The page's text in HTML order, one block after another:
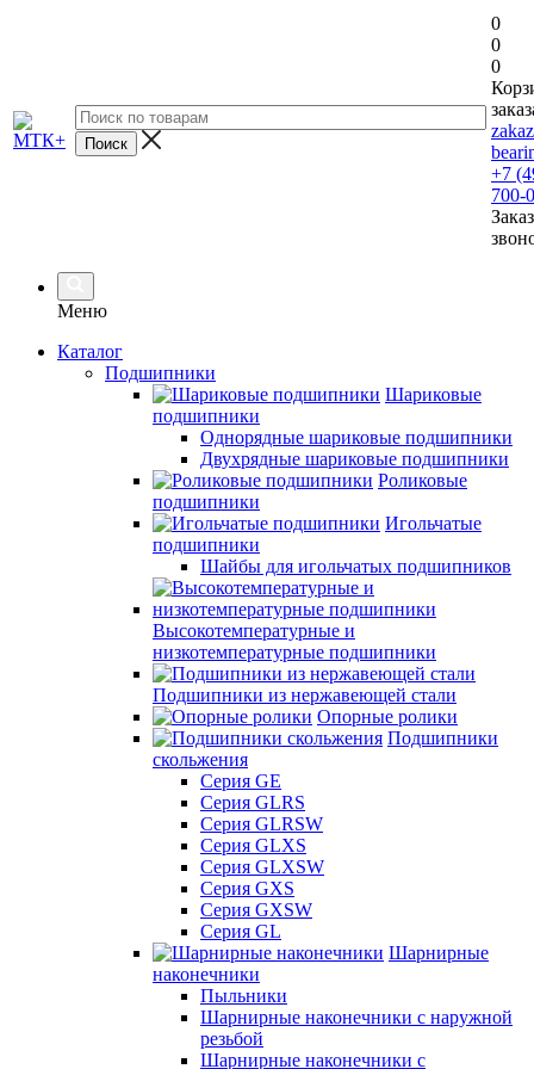
0
0
0
+7
700-
Меню
Каталог
Подшипники
Шариковые
подшипники
Однорядные шариковые подшипники
Двухрядные шариковые подшипники
Роликовые
подшипники
Игольчатые
подшипники
Шайбы для игольчатых подшипников
Высокотемпературные и
низкотемпературные подшипники
Подшипники из нержавеющей стали
Опорные ролики
Подшипники
скольжения
Серия GE
Серия GLRS
Серия GLRSW
Серия GLXS
Серия GLXSW
Серия GXS
Серия GXSW
Серия GL
Шарнирные
наконечники
Пыльники
Шарнирные наконечники с наружной
резьбой
Шарнирные наконечники с